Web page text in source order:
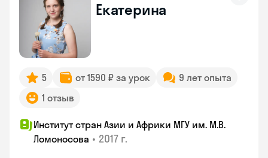
Екатерина
5 от 1590 ₽ за урок
9 лет опыта
1 отзыв
Институт стран Азии и Африки МГУ им. М.В.
Ломоносова • 2017 г.